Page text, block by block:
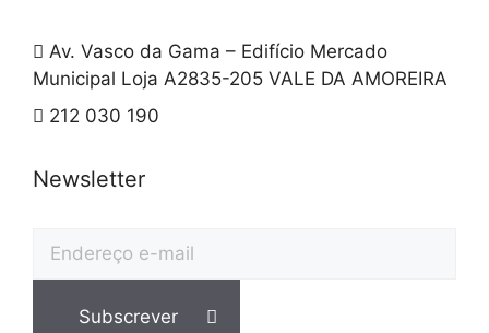
Av. Vasco da Gama – Edifício Mercado
Municipal Loja A2835-205 VALE DA AMOREIRA
212 030 190
Newsletter